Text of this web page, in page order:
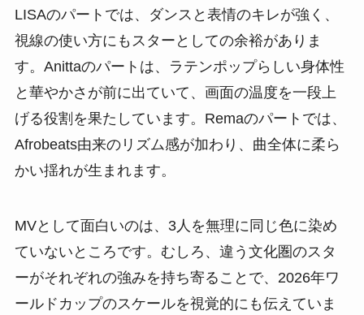
LISAのパートでは、ダンスと表情のキレが強く、
視線の使い方にもスターとしての余裕がありま
す。Anittaのパートは、ラテンポップらしい身体性
と華やかさが前に出ていて、画面の温度を一段上
げる役割を果たしています。Remaのパートでは、
Afrobeats由来のリズム感が加わり、曲全体に柔ら
かい揺れが生まれます。
MVとして面白いのは、3人を無理に同じ色に染め
ていないところです。むしろ、違う文化圏のスタ
ーがそれぞれの強みを持ち寄ることで、2026年ワ
ールドカップのスケールを視覚的にも伝えていま